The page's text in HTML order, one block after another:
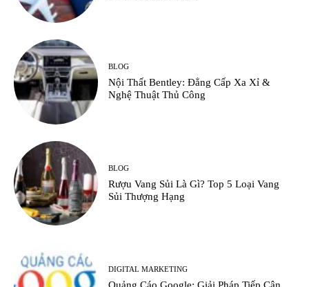
BLOG
Nội Thất Bentley: Đẳng Cấp Xa Xỉ &
Nghệ Thuật Thủ Công
BLOG
Rượu Vang Sủi Là Gì? Top 5 Loại Vang
Sủi Thượng Hạng
DIGITAL MARKETING